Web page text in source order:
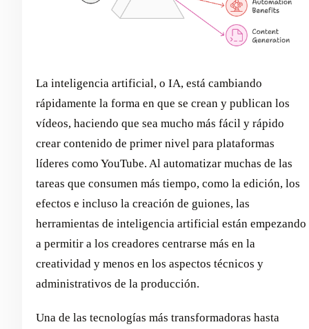
La inteligencia artificial, o IA, está cambiando
rápidamente la forma en que se crean y publican los
vídeos, haciendo que sea mucho más fácil y rápido
crear contenido de primer nivel para plataformas
líderes como YouTube. Al automatizar muchas de las
tareas que consumen más tiempo, como la edición, los
efectos e incluso la creación de guiones, las
herramientas de inteligencia artificial están empezando
a permitir a los creadores centrarse más en la
creatividad y menos en los aspectos técnicos y
administrativos de la producción.
Una de las tecnologías más transformadoras hasta